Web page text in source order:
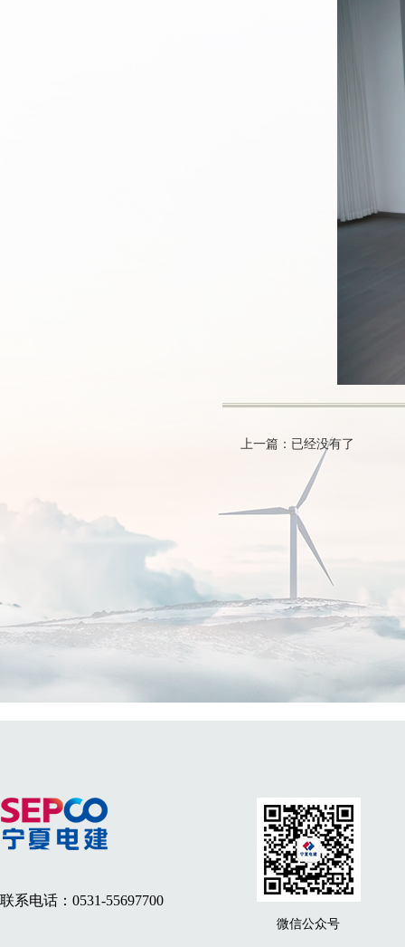
上一篇：已经没有了
联系电话：0531-55697700
微信公众号